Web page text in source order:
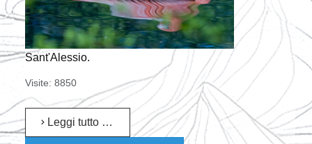
Sant'Alessio.
Visite: 8850
Leggi tutto …